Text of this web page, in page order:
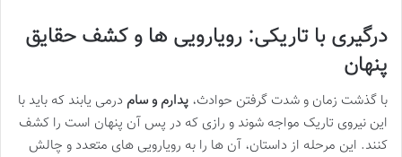
درگیری با تاریکی: رویارویی ها و کشف حقایق
پنهان
با گذشت زمان و شدت گرفتن حوادث، پدارم و سام درمی یابند که باید با
این نیروی تاریک مواجه شوند و رازی که در پس آن پنهان است را کشف
کنند. این مرحله از داستان، آن ها را به رویارویی های متعدد و چالش